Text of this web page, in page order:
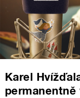
Karel
permanentně